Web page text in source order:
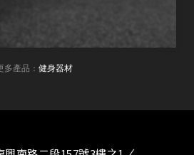
多產品： 健身器材